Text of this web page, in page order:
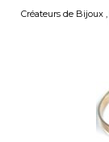
Créateurs de Bijoux